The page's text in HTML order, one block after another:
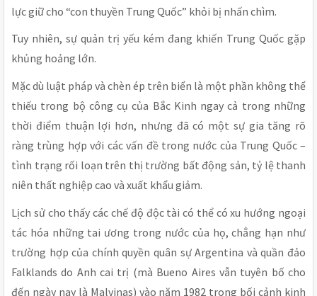
lực giữ cho “con thuyền Trung Quốc” khỏi bị nhấn chìm.
Tuy nhiên, sự quản trị yếu kém đang khiến Trung Quốc gặp
khủng hoảng lớn.
Mặc dù luật pháp và chèn ép trên biển là một phần không thể
thiếu trong bộ công cụ của Bắc Kinh ngay cả trong những
thời điểm thuận lợi hơn, nhưng đã có một sự gia tăng rõ
ràng trùng hợp với các vấn đề trong nước của Trung Quốc –
tình trạng rối loạn trên thị trường bất động sản, tỷ lệ thanh
niên thất nghiệp cao và xuất khẩu giảm.
Lịch sử cho thấy các chế độ độc tài có thể có xu hướng ngoại
tác hóa những tai ương trong nước của họ, chẳng hạn như
trường hợp của chính quyền quân sự Argentina và quần đảo
Falklands do Anh cai trị (mà Bueno Aires vẫn tuyên bố cho
đến ngày nay là Malvinas) vào năm 1982 trong bối cảnh kinh